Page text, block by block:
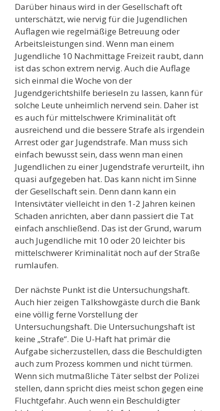
Darüber hinaus wird in der Gesellschaft oft
unterschätzt, wie nervig für die Jugendlichen
Auflagen wie regelmäßige Betreuung oder
Arbeitsleistungen sind. Wenn man einem
Jugendliche 10 Nachmittage Freizeit raubt, dann
ist das schon extrem nervig. Auch die Auflage
sich einmal die Woche von der
Jugendgerichtshilfe berieseln zu lassen, kann für
solche Leute unheimlich nervend sein. Daher ist
es auch für mittelschwere Kriminalität oft
ausreichend und die bessere Strafe als irgendein
Arrest oder gar Jugendstrafe. Man muss sich
einfach bewusst sein, dass wenn man einen
Jugendlichen zu einer Jugendstrafe verurteilt, ihn
quasi aufgegeben hat. Das kann nicht im Sinne
der Gesellschaft sein. Denn dann kann ein
Intensivtäter vielleicht in den 1-2 Jahren keinen
Schaden anrichten, aber dann passiert die Tat
einfach anschließend. Das ist der Grund, warum
auch Jugendliche mit 10 oder 20 leichter bis
mittelschwerer Kriminalität noch auf der Straße
rumlaufen.
Der nächste Punkt ist die Untersuchungshaft.
Auch hier zeigen Talkshowgäste durch die Bank
eine völlig ferne Vorstellung der
Untersuchungshaft. Die Untersuchungshaft ist
keine „Strafe“. Die U-Haft hat primär die
Aufgabe sicherzustellen, dass die Beschuldigten
auch zum Prozess kommen und nicht türmen.
Wenn sich mutmaßliche Täter selbst der Polizei
stellen, dann spricht dies meist schon gegen eine
Fluchtgefahr. Auch wenn ein Beschuldigter